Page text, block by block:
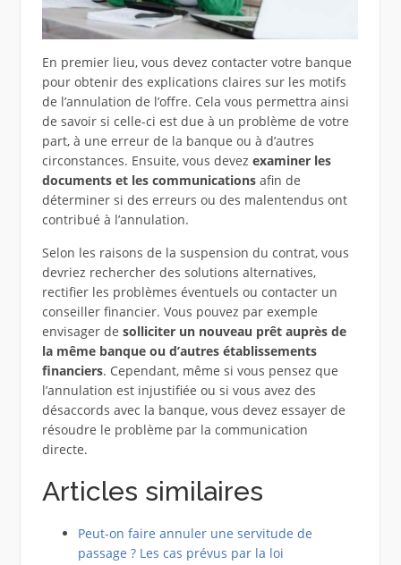
En premier lieu, vous devez contacter votre banque
pour obtenir des explications claires sur les motifs
de l’annulation de l’offre. Cela vous permettra ainsi
de savoir si celle-ci est due à un problème de votre
part, à une erreur de la banque ou à d’autres
circonstances. Ensuite, vous devez examiner les
documents et les communicationsafin de
déterminer si des erreurs ou des malentendus ont
contribué à l’annulation.
Selon les raisons de la suspension du contrat, vous
devriez rechercher des solutions alternatives,
rectifier les problèmes éventuels ou contacter un
conseiller financier. Vous pouvez par exemple
envisager de solliciter un nouveau prêt auprès de
la même banque ou d’autres établissements
financiers. Cependant, même si vous pensez que
l’annulation est injustifiée ou si vous avez des
désaccords avec la banque, vous devez essayer de
résoudre le problème par la communication
directe.
Articles similaires
Peut-on faire annuler une servitude de
passage ? Les cas prévus par la loi